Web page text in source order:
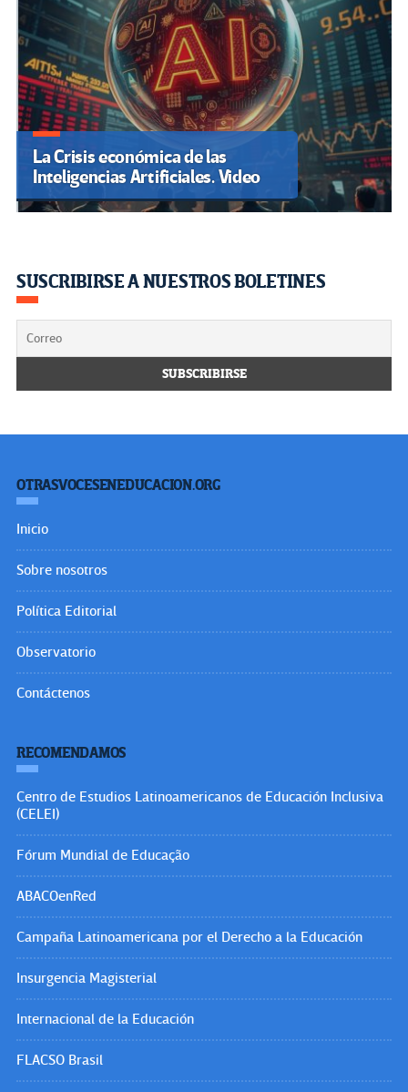
La Crisis económica de las
Inteligencias Artificiales. Video
SUSCRIBIRSE A NUESTROS BOLETINES
OTRASVOCESENEDUCACION.ORG
Inicio
Sobre nosotros
Política Editorial
Observatorio
Contáctenos
RECOMENDAMOS
Centro de Estudios Latinoamericanos de Educación Inclusiva
(CELEI)
Fórum Mundial de Educação
ABACOenRed
Campaña Latinoamericana por el Derecho a la Educación
Insurgencia Magisterial
Internacional de la Educación
FLACSO Brasil